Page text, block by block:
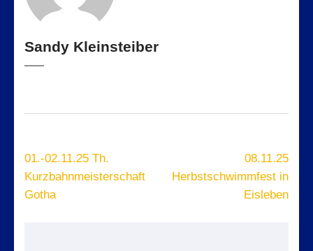
Sandy Kleinsteiber
Beitragsnavigation
01.-02.11.25 Th.
Kurzbahnmeisterschaft
Gotha
08.11.25
Herbstschwimmfest in
Eisleben